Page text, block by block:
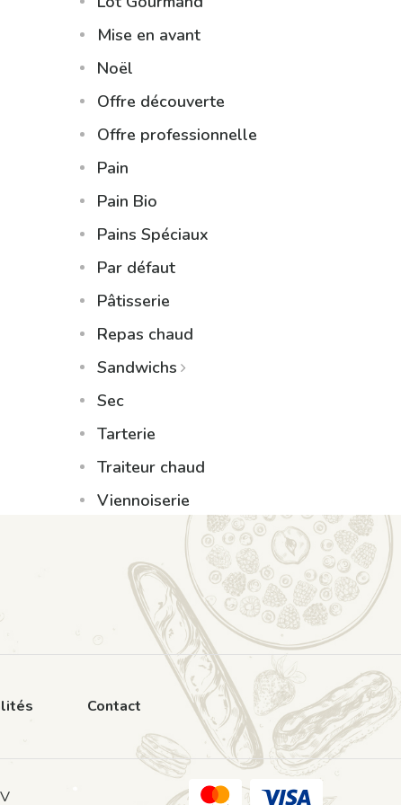
Mise en avant
Noël
Offre découverte
Offre professionnelle
Pain
Pain Bio
Pains Spéciaux
Par défaut
Pâtisserie
Repas chaud
Sandwichs
Sec
Tarterie
Traiteur chaud
Viennoiserie
Contact